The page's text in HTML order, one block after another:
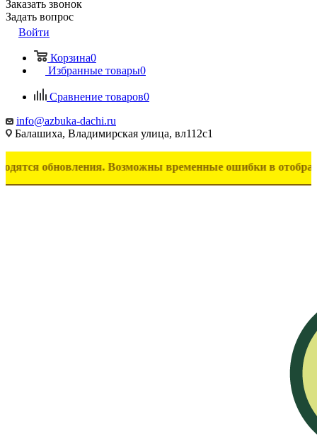
Заказать звонок
Задать вопрос
Войти
Корзина0
Избранные товары0
Сравнение товаров0
info@azbuka-dachi.ru
Балашиха, Владимирская улица, вл112с1
Возможны временные ошибки в отображении